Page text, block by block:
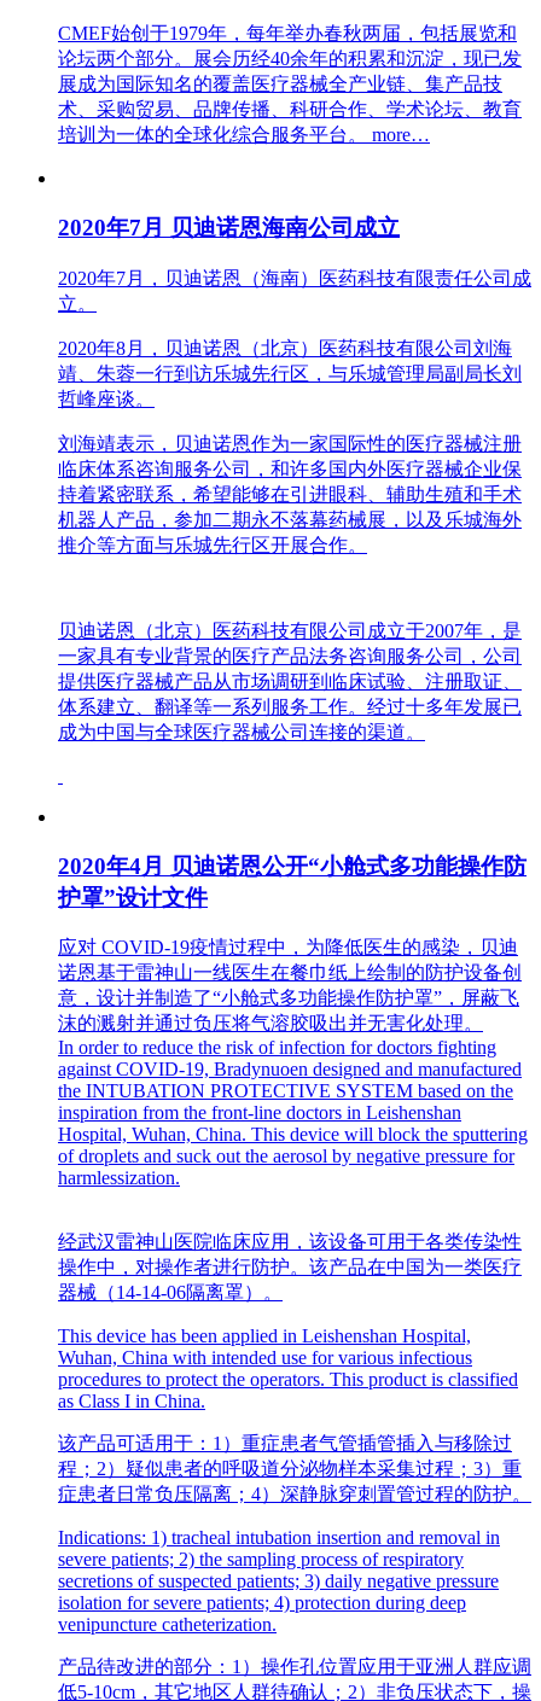
CMEF始创于1979年，每年举办春秋两届，包括展览和
论坛两个部分。展会历经40余年的积累和沉淀，现已发
展成为国际知名的覆盖医疗器械全产业链、集产品技
术、采购贸易、品牌传播、科研合作、学术论坛、教育
培训为一体的全球化综合服务平台。 more…
2020年7月 贝迪诺恩海南公司成立
2020年7月，贝迪诺恩（海南）医药科技有限责任公司成
立。
2020年8月，贝迪诺恩（北京）医药科技有限公司刘海
靖、朱蓉一行到访乐城先行区，与乐城管理局副局长刘
哲峰座谈。
刘海靖表示，贝迪诺恩作为一家国际性的医疗器械注册
临床体系咨询服务公司，和许多国内外医疗器械企业保
持着紧密联系，希望能够在引进眼科、辅助生殖和手术
机器人产品，参加二期永不落幕药械展，以及乐城海外
推介等方面与乐城先行区开展合作。
贝迪诺恩（北京）医药科技有限公司成立于2007年，是
一家具有专业背景的医疗产品法务咨询服务公司，公司
提供医疗器械产品从市场调研到临床试验、注册取证、
体系建立、翻译等一系列服务工作。经过十多年发展已
成为中国与全球医疗器械公司连接的渠道。
2020年4月 贝迪诺恩公开“小舱式多功能操作防
护罩”设计文件
应对 COVID-19疫情过程中，为降低医生的感染，贝迪
诺恩基于雷神山一线医生在餐巾纸上绘制的防护设备创
意，设计并制造了“小舱式多功能操作防护罩”，屏蔽飞
沫的溅射并通过负压将气溶胶吸出并无害化处理。
In order to reduce the risk of infection for doctors fighting
against COVID-19, Bradynuoen designed and manufactured
the INTUBATION PROTECTIVE SYSTEM based on the
inspiration from the front-line doctors in Leishenshan
Hospital, Wuhan, China. This device will block the sputtering
of droplets and suck out the aerosol by negative pressure for
harmlessization.
经武汉雷神山医院临床应用，该设备可用于各类传染性
操作中，对操作者进行防护。该产品在中国为一类医疗
器械（14-14-06隔离罩）。
This device has been applied in Leishenshan Hospital,
Wuhan, China with intended use for various infectious
procedures to protect the operators. This product is classified
as Class I in China.
该产品可适用于：1）重症患者气管插管插入与移除过
程；2）疑似患者的呼吸道分泌物样本采集过程；3）重
症患者日常负压隔离；4）深静脉穿刺置管过程的防护。
Indications: 1) tracheal intubation insertion and removal in
severe patients; 2) the sampling process of respiratory
secretions of suspected patients; 3) daily negative pressure
isolation for severe patients; 4) protection during deep
venipuncture catheterization.
产品待改进的部分：1）操作孔位置应用于亚洲人群应调
低5-10cm，其它地区人群待确认；2）非负压状态下，操